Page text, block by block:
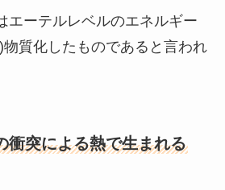
エーテルレベルのエネルギー
質化したものであると言われ
衝突による熱で生まれる